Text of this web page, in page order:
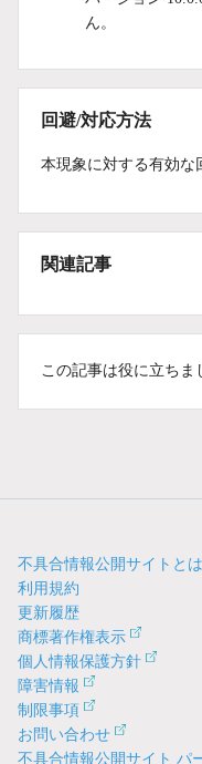
ん。
回避/対応方法
本現象に対する有効な
関連記事
この記事は役に立ちま
不具合情報公開サイトとは
利用規約
更新履歴
商標著作権表示
個人情報保護方針
障害情報
制限事項
お問い合わせ
不具合情報公開サイト パ